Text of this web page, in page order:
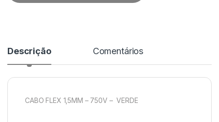
Descrição Comentários
CABO FLEX 1,5MM – 750V – VERDE